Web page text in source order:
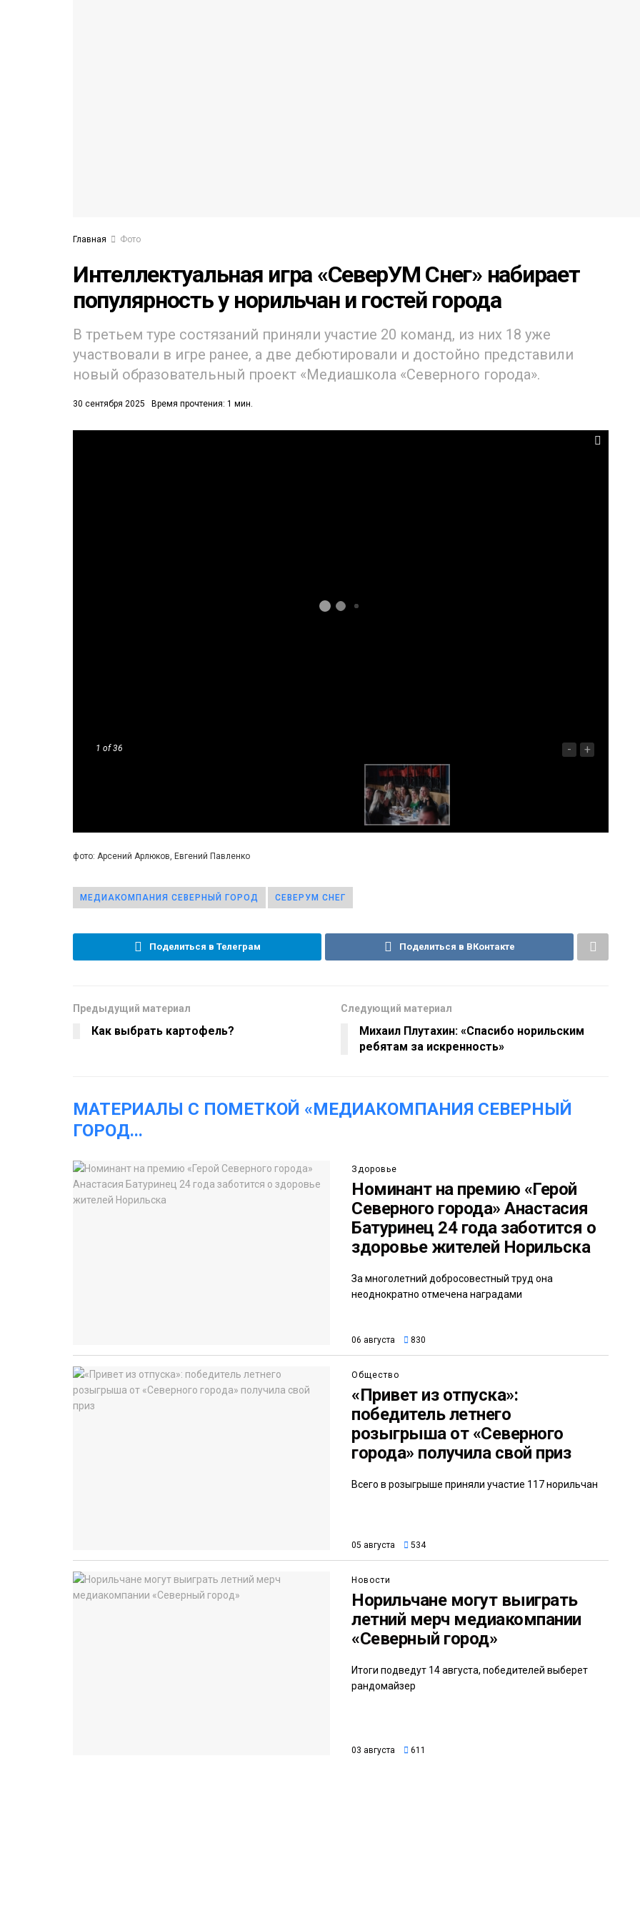
Главная Фото
Интеллектуальная игра «СеверУМ Снег» набирает
популярность у норильчан и гостей города
В третьем туре состязаний приняли участие 20 команд, из них 18 уже
участвовали в игре ранее, а две дебютировали и достойно представили
новый образовательный проект «Медиашкола «Северного города».
30 сентября 2025 Время прочтения: 1 мин.
1 of 36 - +
фото: Арсений Арлюков, Евгений Павленко
МЕДИАКОМПАНИЯ СЕВЕРНЫЙ ГОРОД СЕВЕРУМ СНЕГ
Поделиться в Телеграм Поделиться в ВКонтакте
Предыдущий материал
Как выбрать картофель?
Следующий материал
Михаил Плутахин: «Спасибо норильским
ребятам за искренность»
МАТЕРИАЛЫ С ПОМЕТКОЙ «МЕДИАКОМПАНИЯ СЕВЕРНЫЙ
ГОРОД...
Здоровье
Номинант на премию «Герой
Северного города» Анастасия
Батуринец 24 года заботится о
здоровье жителей Норильска
За многолетний добросовестный труд она
неоднократно отмечена наградами
06 августа 830
Общество
«Привет из отпуска»:
победитель летнего
розыгрыша от «Северного
города» получила свой приз
Всего в розыгрыше приняли участие 117 норильчан
05 августа 534
Новости
Норильчане могут выиграть
летний мерч медиакомпании
«Северный город»
Итоги подведут 14 августа, победителей выберет
рандомайзер
03 августа 611